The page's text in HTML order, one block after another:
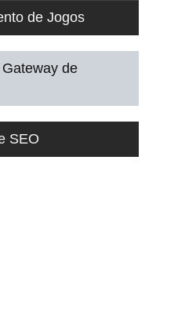
de Jogos
de
SEO